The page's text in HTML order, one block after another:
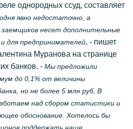
однородных ссуд, составляет
явно недостаточно, а
заемщиков несет дополнительные
для предпринимателей, - пишет
Муранова на странице
банков. - Мы предложили
до 0,1% от величины
но не более 5 млн руб, В
над сбором статистики и
обоснование. Хотелось бы